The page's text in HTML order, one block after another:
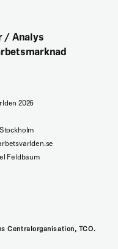
/ Analys
2026
Feldbaum
Centralorganisation, TCO.